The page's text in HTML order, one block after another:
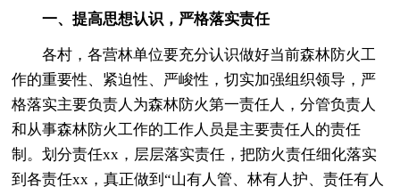
一、提高思想认识，严格落实责任
各村，各营林单位要充分认识做好当前森林防火工
作的重要性、紧迫性、严峻性，切实加强组织领导，严
格落实主要负责人为森林防火第一责任人，分管负责人
和从事森林防火工作的工作人员是主要责任人的责任
制。划分责任xx，层层落实责任，把防火责任细化落实
到各责任xx，真正做到“山有人管、林有人护、责任有人